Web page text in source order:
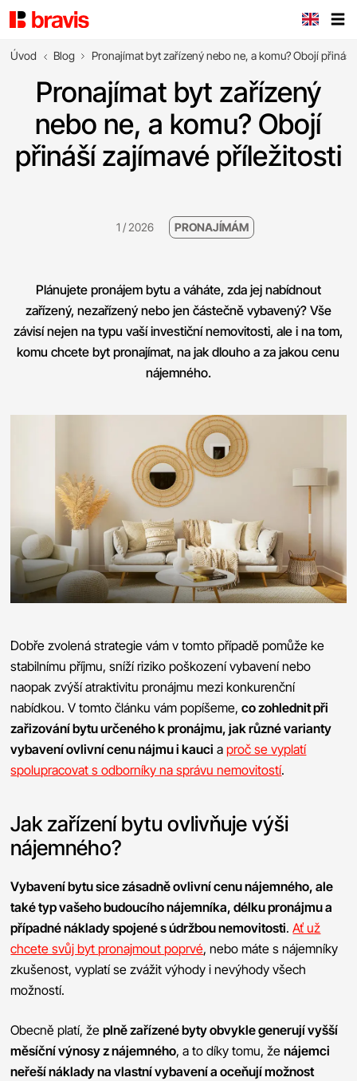
Úvod Blog Pronajímat byt zařízený nebo ne, a komu? Obojí
Pronajímat byt zařízený
nebo ne, a komu? Obojí
přináší zajímavé příležitosti
1 / 2026 PRONAJÍMÁM
Plánujete pronájem bytu a váháte, zda jej nabídnout
zařízený, nezařízený nebo jen částečně vybavený? Vše
závisí nejen na typu vaší investiční nemovitosti, ale i na tom,
komu chcete byt pronajímat, na jak dlouho a za jakou cenu
nájemného.
Dobře zvolená strategie vám v tomto případě pomůže ke
stabilnímu příjmu, sníží riziko poškození vybavení nebo
naopak zvýší atraktivitu pronájmu mezi konkurenční
nabídkou. V tomto článku vám popíšeme,co zohlednit při
zařizování bytu určeného k pronájmu, jak různé varianty
vybavení ovlivní cenu nájmu i kauci aproč se vyplatí
spolupracovat s odborníky na správu nemovitostí.
Jak zařízení bytu ovlivňuje výši
nájemného?
Vybavení bytu sice zásadně ovlivní cenu nájemného, ale
také typ vašeho budoucího nájemníka, délku pronájmu a
případné náklady spojené s údržbou nemovitosti.Ať už
chcete svůj byt pronajmout poprvé, nebo máte s nájemníky
zkušenost, vyplatí se zvážit výhody i nevýhody všech
možností.
Obecně platí, žeplně zařízené byty obvykle generují vyšší
měsíční výnosy z nájemného, a to díky tomu, ženájemci
neřeší náklady na vlastní vybavení a oceňují možnost